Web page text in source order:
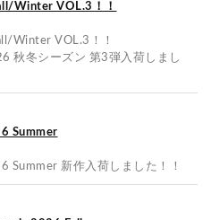
Winter VOL.3！！
Winter VOL.3！！
秋冬シーズン 第3弾入荷しまし
Summer
Summer 新作入荷しました！！